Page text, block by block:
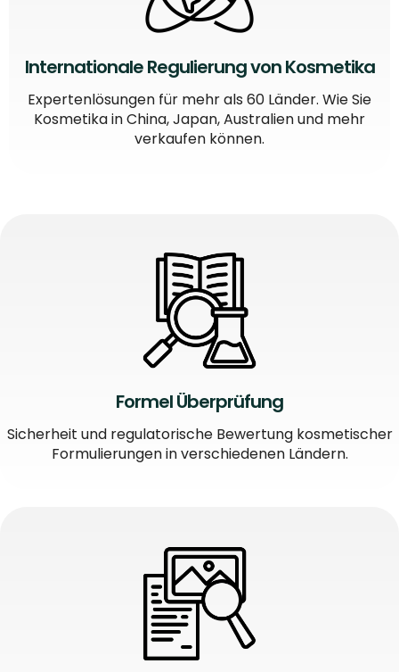
Internationale Regulierung von Kosmetika
Expertenlösungen für mehr als 60 Länder. Wie Sie
Kosmetika in China, Japan, Australien und mehr
verkaufen können.
Formel Überprüfung
Sicherheit und regulatorische Bewertung kosmetischer
Formulierungen in verschiedenen Ländern.